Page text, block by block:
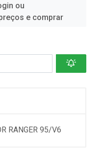
ou
e comprar
RANGER 95/V6